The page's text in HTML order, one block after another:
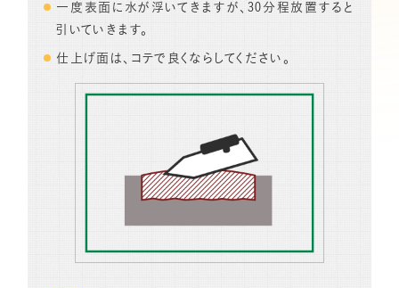
一度表面に水が浮いてきますが、30分程放置すると
引いていきます。
仕上げ面は、コテで良くならしてください。